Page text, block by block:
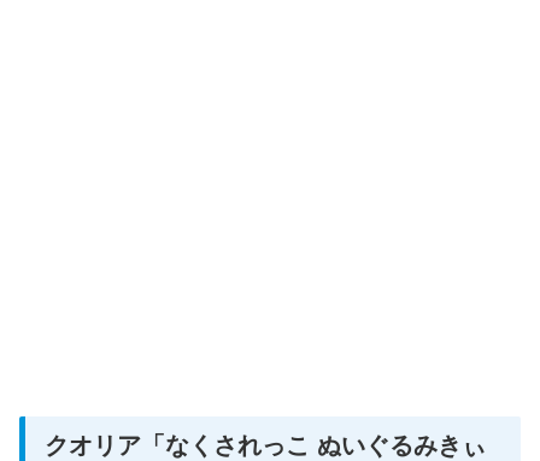
クオリア 「なくされっこ ぬいぐるみきぃ